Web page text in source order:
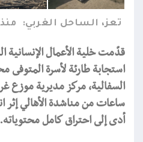
تعز، الساحل الغربي:
قدّمت خلية الأعمال الإنسانية
استجابة طارئة لأسرة
السفالية، مركز مديرية موزع
ساعات من مناشدة الأهالي إثر
أدى إلى احتراق كامل محتوياته.